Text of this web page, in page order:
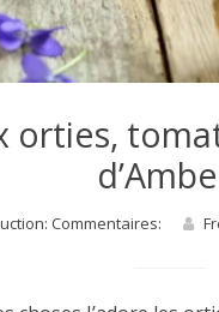
orties,
Commentaires: